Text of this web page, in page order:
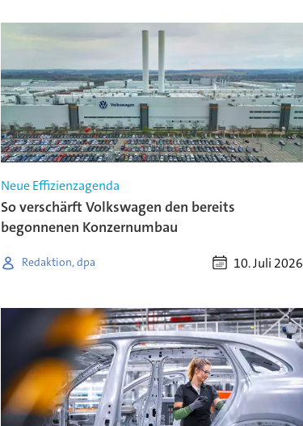
Neue Effizienzagenda
So verschärft Volkswagen den bereits
begonnenen Konzernumbau
Redaktion, dpa 10. Juli 2026